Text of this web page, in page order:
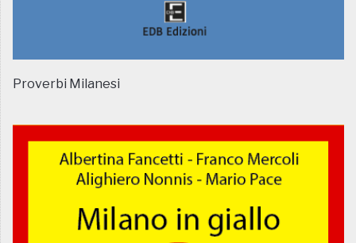
Proverbi Milanesi